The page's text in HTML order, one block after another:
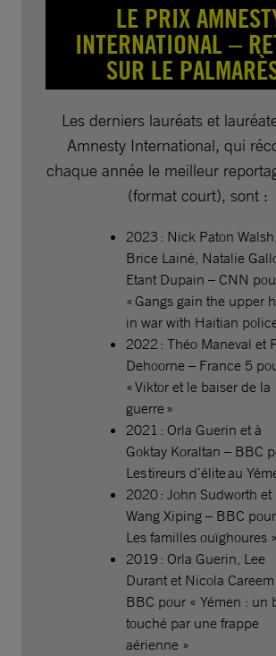
LE PRIX
INTERNATIONAL –
SUR LE
Les derniers lauréats et
Amnesty International, qui
chaque année le meilleur
(format court), sont :
2023 : Nick Paton Walsh,
Brice Lainé, Natalie
Etant Dupain – CNN
« Gangs gain the upper
in war with Haitian
2022 : Théo Maneval et
Dehoorne – France 5
« Viktor et le baiser de la
guerre »
2021 : Orla Guerin et à
Goktay Koraltan – BBC
Les tireurs d’élite au
2020 : John Sudworth et
Wang Xiping – BBC
Les familles ouïghoures »
2019 : Orla Guerin, Lee
Durant et Nicola
BBC pour « Yémen : un
touché par une frappe
aérienne »